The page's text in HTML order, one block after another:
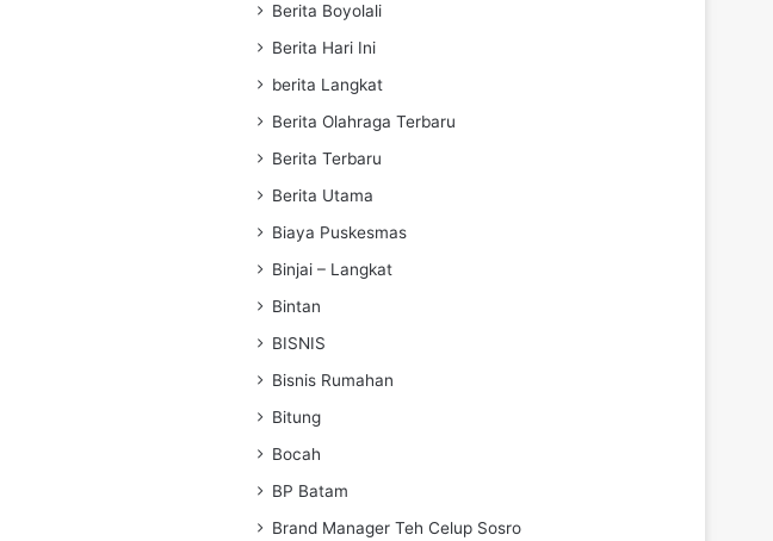
Berita Boyolali
Berita Hari Ini
berita Langkat
Berita Olahraga Terbaru
Berita Terbaru
Berita Utama
Biaya Puskesmas
Binjai – Langkat
Bintan
BISNIS
Bisnis Rumahan
Bitung
Bocah
BP Batam
Brand Manager Teh Celup Sosro